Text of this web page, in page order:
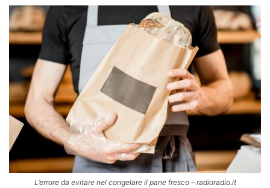
L’errore da evitare nel congelare il pane fresco – radioradio.it